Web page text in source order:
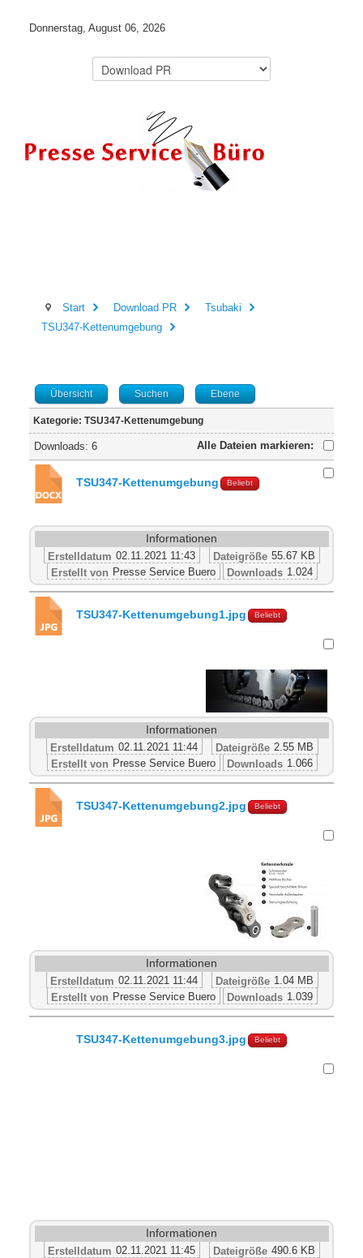
Donnerstag, August 06, 2026
Start Download PR
Tsubaki
TSU347-Kettenumgebung
Übersicht Suchen Ebene
Kategorie: TSU347-Kettenumgebung
Alle Dateien markieren:
Downloads: 6
TSU347-Kettenumgebung Beliebt
Informationen
Erstelldatum 02.11.2021 11:43 Dateigröße 55.67 KB
Erstellt von Presse Service Buero Downloads 1.024
TSU347-Kettenumgebung1.jpg Beliebt
Informationen
Erstelldatum 02.11.2021 11:44 Dateigröße 2.55 MB
Erstellt von Presse Service Buero Downloads 1.066
TSU347-Kettenumgebung2.jpg Beliebt
Informationen
Erstelldatum 02.11.2021 11:44 Dateigröße 1.04 MB
Erstellt von Presse Service Buero Downloads 1.039
TSU347-Kettenumgebung3.jpg Beliebt
Informationen
Erstelldatum 02.11.2021 11:45 Dateigröße 490.6 KB